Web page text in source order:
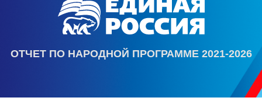
ОТЧЕТ ПО НАРОДНОЙ ПРОГРАММЕ 2021-2026